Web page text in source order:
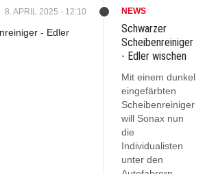
8. APRIL 2025 - 12:10 NEWS
Schwarzer
Scheibenreiniger
- Edler wischen
Mit einem dunkel
eingefärbten
Scheibenreiniger
will Sonax nun
die
Individualisten
unter den